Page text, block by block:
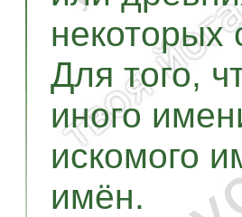
некоторых
Для того,
иного
искомого
имён.